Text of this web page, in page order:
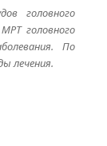
головного
головного
По
лечения.